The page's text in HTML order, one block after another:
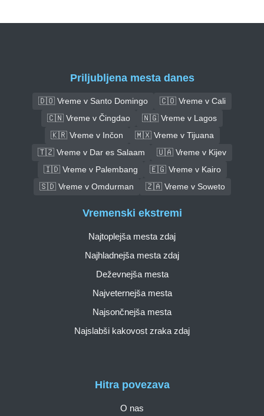
Priljubljena mesta danes
🇩🇴 Vreme v Santo Domingo
🇨🇴 Vreme v Cali
🇨🇳 Vreme v Čingdao
🇳🇬 Vreme v Lagos
🇰🇷 Vreme v Inčon
🇲🇽 Vreme v Tijuana
🇹🇿 Vreme v Dar es Salaam
🇺🇦 Vreme v Kijev
🇮🇩 Vreme v Palembang
🇪🇬 Vreme v Kairo
🇸🇩 Vreme v Omdurman
🇿🇦 Vreme v Soweto
Hitra povezava
O nas
Vremenski ekstremi
Najtoplejša mesta zdaj
Najhladnejša mesta zdaj
Deževnejša mesta
Najveternejša mesta
Najsončnejša mesta
Najslabši kakovost zraka zdaj